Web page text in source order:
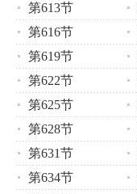
第613节
第616节
第619节
第622节
第625节
第628节
第631节
第634节